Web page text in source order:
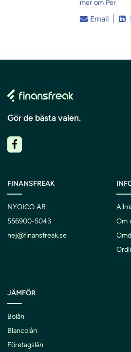
mer om Per
Email
Gör de bästa valen.
FINANSFREAK
NYOICO AB
556900-5043
hej@finansfreak.se
Om
JÄMFÖR
Bolån
Blancolån
Företagslån